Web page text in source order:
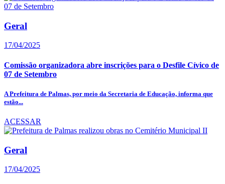
Geral
17/04/2025
Comissão organizadora abre inscrições para o Desfile Cívico de
07 de Setembro
A Prefeitura de Palmas, por meio da Secretaria de Educação, informa que
estão...
ACESSAR
Geral
17/04/2025